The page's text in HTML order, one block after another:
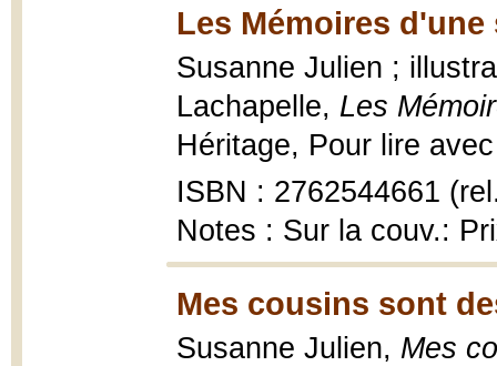
Les Mémoires d'une
Susanne Julien ;
Lachapelle, Les
Héritage, Pour lire
ISBN : 2762544661
Notes : Sur la couv.:
Mes cousins sont
Susanne Julien, Mes